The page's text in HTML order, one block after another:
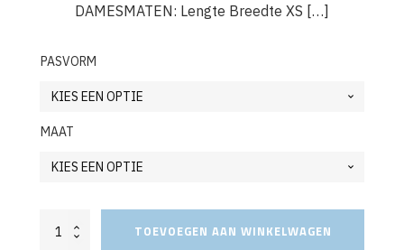
DAMESMATEN: Lengte Breedte XS […]
PASVORM
MAAT
shirt
TOEVOEGEN AAN WINKELWAGEN